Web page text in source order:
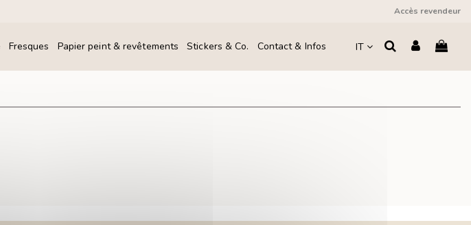
Accès revendeur
Fresques Papier peint & revêtements Stickers & Co. Contact & Infos IT